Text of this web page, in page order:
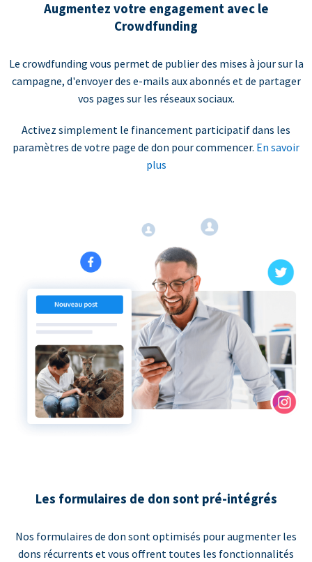
Augmentez votre engagement avec le
Crowdfunding
Le crowdfunding vous permet de publier des mises à jour sur la
campagne, d'envoyer des e-mails aux abonnés et de partager
vos pages sur les réseaux sociaux.
Activez simplement le financement participatif dans les
paramètres de votre page de don pour commencer. En savoir
plus
Les formulaires de don sont pré-intégrés
Nos formulaires de don sont optimisés pour augmenter les
dons récurrents et vous offrent toutes les fonctionnalités